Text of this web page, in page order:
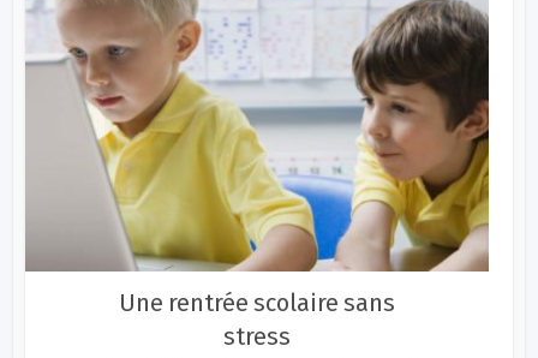
Une rentrée scolaire sans
stress